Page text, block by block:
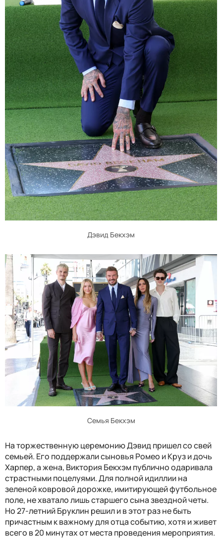
Дэвид Бекхэм
Семья Бекхэм
На торжественную церемонию Дэвид пришел со свей
семьей. Его поддержали сыновья Ромео и Круз и дочь
Харпер, а жена, Виктория Бекхэм публично одаривала
страстными поцелуями. Для полной идиллии на
зеленой ковровой дорожке, имитирующей футбольное
поле, не хватало лишь старшего сына звездной четы.
Но 27-летний Бруклин решил и в этот раз не быть
причастным к важному для отца событию, хотя и живет
всего в 20 минутах от места проведения мероприятия.